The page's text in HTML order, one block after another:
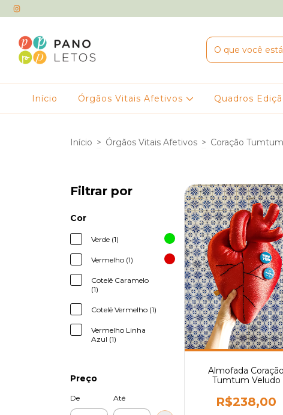
Início Órgãos Vitais Afetivos Quadros
Início > Órgãos Vitais Afetivos > Coração Tumtum
Filtrar por
Cor
Verde (1)
Vermelho (1)
Cotelê Caramelo
(1)
Cotelê Vermelho (1)
Vermelho Linha
Azul (1)
Preço
De Até
Almofada Coração
Tumtum Veludo
R$238,00